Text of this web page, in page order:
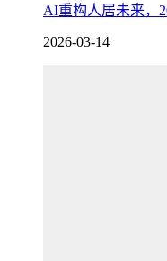
AI重构人居未来，
2026-03-14